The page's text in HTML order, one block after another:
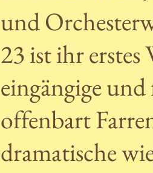
und
23 ist ihr erstes
eingängige
offenbart
dramatische